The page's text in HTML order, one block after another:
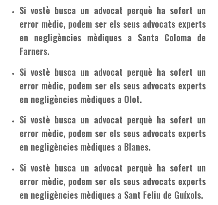
Si vostè busca un advocat perquè ha sofert un
error mèdic, podem ser els seus advocats experts
en negligències mèdiques a Santa Coloma de
Farners.
Si vostè busca un advocat perquè ha sofert un
error mèdic, podem ser els seus advocats experts
en negligències mèdiques a Olot.
Si vostè busca un advocat perquè ha sofert un
error mèdic, podem ser els seus advocats experts
en negligències mèdiques a Blanes.
Si vostè busca un advocat perquè ha sofert un
error mèdic, podem ser els seus advocats experts
en negligències mèdiques a Sant Feliu de Guíxols.